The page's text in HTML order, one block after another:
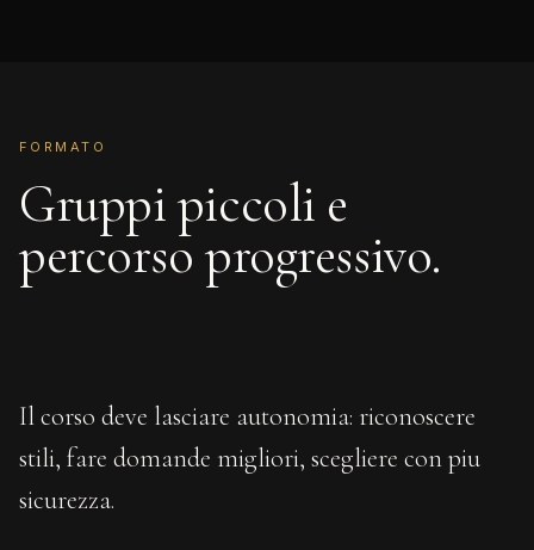
FORMATO
Gruppi piccoli e
percorso progressivo.
Il corso deve lasciare autonomia: riconoscere
stili, fare domande migliori, scegliere con piu
sicurezza.